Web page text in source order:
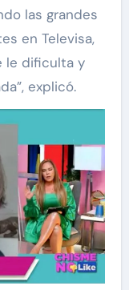
las grandes
en Televisa,
le dificulta y
explicó.